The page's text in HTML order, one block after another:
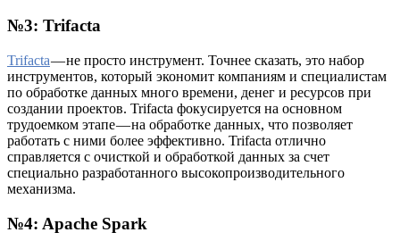
№3: Trifacta
Trifacta— не просто инструмент. Точнее сказать, это набор
инструментов, который экономит компаниям и специалистам
по обработке данных много времени, денег и ресурсов при
создании проектов. Trifacta фокусируется на основном
трудоемком этапе — на обработке данных, что позволяет
работать с ними более эффективно. Trifacta отлично
справляется с очисткой и обработкой данных за счет
специально разработанного высокопроизводительного
механизма.
№4: Apache Spark